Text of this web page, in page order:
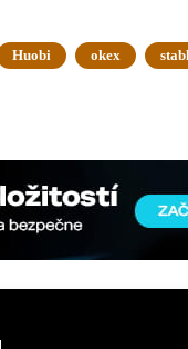
Huobi okex